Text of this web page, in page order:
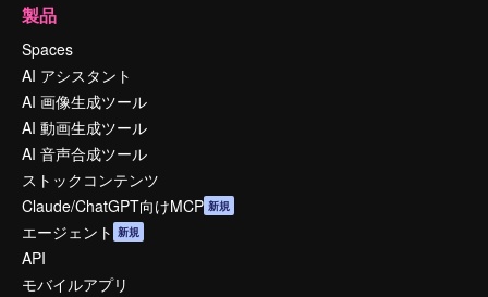
製品
Spaces
AI アシスタント
AI 画像生成ツール
AI 動画生成ツール
AI 音声合成ツール
ストックコンテンツ
Claude/ChatGPT向けMCP 新規
エージェント 新規
API
モバイルアプリ